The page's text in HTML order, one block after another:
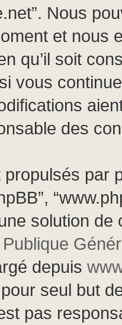
Nous
et
qu’il soit
vous
des
par
solution
depuis
seul but
pas